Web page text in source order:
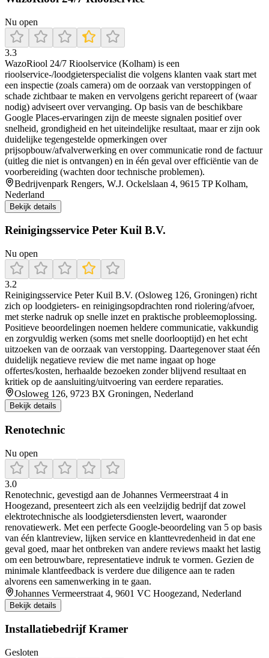
Nu open
3.3
WazoRiool 24/7 Rioolservice (Kolham) is een
rioolservice-/loodgieterspecialist die volgens klanten vaak start met
een inspectie (zoals camera) om de oorzaak van verstoppingen of
schade zichtbaar te maken en vervolgens gericht repareert of (waar
nodig) adviseert over vervanging. Op basis van de beschikbare
Google Places-ervaringen zijn de meeste signalen positief over
snelheid, grondigheid en het uiteindelijke resultaat, maar er zijn ook
duidelijke tegengestelde opmerkingen over
prijsopbouw/afvalverwerking en over communicatie rond de factuur
(uitleg die niet is ontvangen) en in één geval over efficiëntie van de
voorbereiding (wachten door technische problemen).
Bedrijvenpark Rengers, W.J. Ockelslaan 4, 9615 TP Kolham,
Nederland
Bekijk details
Reinigingsservice Peter Kuil B.V.
Nu open
3.2
Reinigingsservice Peter Kuil B.V. (Osloweg 126, Groningen) richt
zich op loodgieters- en reinigingsopdrachten rond riolering/afvoer,
met sterke nadruk op snelle inzet en praktische probleemoplossing.
Positieve beoordelingen noemen heldere communicatie, vakkundig
en zorgvuldig werken (soms met snelle doorlooptijd) en het echt
uitzoeken van de oorzaak van verstopping. Daartegenover staat één
duidelijk negatieve review die met name ingaat op hoge
offertes/kosten, herhaalde bezoeken zonder blijvend resultaat en
kritiek op de aansluiting/uitvoering van eerdere reparaties.
Osloweg 126, 9723 BX Groningen, Nederland
Bekijk details
Renotechnic
Nu open
3.0
Renotechnic, gevestigd aan de Johannes Vermeerstraat 4 in
Hoogezand, presenteert zich als een veelzijdig bedrijf dat zowel
elektrotechnische als loodgietersdiensten levert, waaronder
renovatiewerk. Met een perfecte Google-beoordeling van 5 op basis
van één klantreview, lijken service en klanttevredenheid in dat ene
geval goed, maar het ontbreken van andere reviews maakt het lastig
om een betrouwbare, representatieve indruk te vormen. Gezien de
minimale klantfeedback is verdere due diligence aan te raden
alvorens een samenwerking in te gaan.
Johannes Vermeerstraat 4, 9601 VC Hoogezand, Nederland
Bekijk details
Installatiebedrijf Kramer
Gesloten